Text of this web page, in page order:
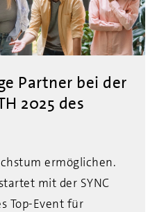
Partner bei der
2025 des
ermöglichen.
mit der SYNC
Top-Event für